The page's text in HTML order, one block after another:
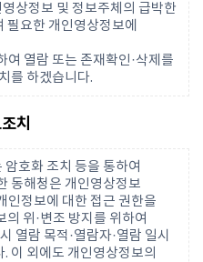
상정보 및 정보주체의 급박한
요한 개인영상정보에
여 열람 또는 존재확인·삭제를
를 하겠습니다.
치
호화 조치 등을 통하여
동해청은 개인영상정보
인정보에 대한 접근 권한을
위·변조 방지를 위하여
열람 목적·열람자·열람 일시
이 외에도 개인영상정보의